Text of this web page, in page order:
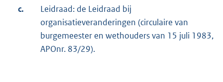
c.
Leidraad: de Leidraad bij
organisatieveranderingen (circulaire van
burgemeester en wethouders van 15 juli 1983,
APOnr. 83/29).